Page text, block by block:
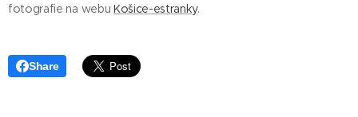
fotografie na webu Košice-estranky.
Share